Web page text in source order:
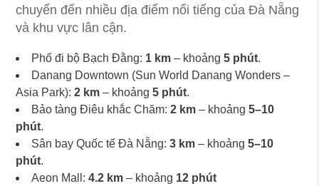
chuyển đến nhiều địa điểm nổi tiếng của Đà Nẵng
và khu vực lân cận.
Phố đi bộ Bạch Đằng: 1 km – khoảng5 phút.
Danang Downtown (Sun World Danang Wonders –
Asia Park):2 km – khoảng5 phút.
Bảo tàng Điêu khắc Chăm:2 km – khoảng5–10
phút.
Sân bay Quốc tế Đà Nẵng:3 km – khoảng5–10
phút.
Aeon Mall:4.2 km – khoảng 12 phút